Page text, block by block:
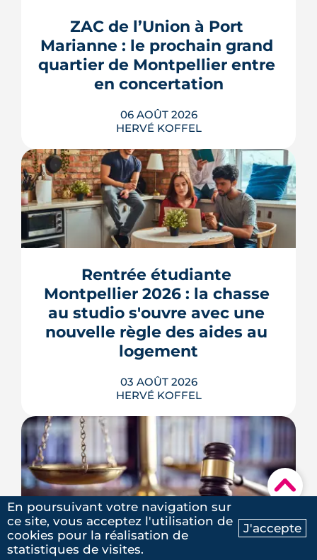
Ma recherche Contactez-nous
▾
ZAC de l’Union à Port
Marianne : le prochain grand
quartier de Montpellier entre
en concertation
06 AOÛT 2026
HERVÉ KOFFEL
Montpellier prépare la dernière grande
pièce de Port Marianne. La ZAC de
l'Union, entrée dans une nouvelle
phase de concertation, veut
transformer un secteur sans identité en
quartier d'habitat.
LIRE L'ARTICLE
Rentrée étudiante
Montpellier 2026 : la chasse
au studio s'ouvre avec une
nouvelle règle des aides au
logement
03 AOÛT 2026
HERVÉ KOFFEL
Se loger à Montpellier pour la rentrée
2026 tient de la course de vitesse, sur
un marché où le studio part en
quelques jours. Et pour une partie des
étudiants internationaux, une réforme
des aides au logement entrée en
Méga-décret de
En poursuivant votre navigation sur
ce site, vous acceptez l'utilisation de
cookies pour la réalisation de
statistiques de visites.
J'accepte